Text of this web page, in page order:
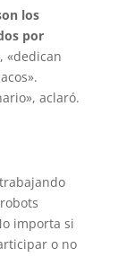
los
por
«dedican
aclaró.
importa si
o no